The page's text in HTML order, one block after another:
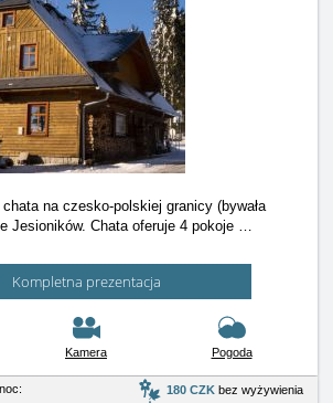
chata na czesko-polskiej granicy (bywała
Jesioników. Chata oferuje 4 pokoje …
Kompletna prezentacja
Kamera Pogoda
180 CZK bez wyżywienia